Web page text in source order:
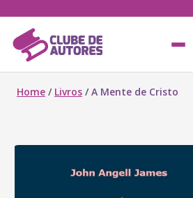
Home / Livros /A Mente de Cristo